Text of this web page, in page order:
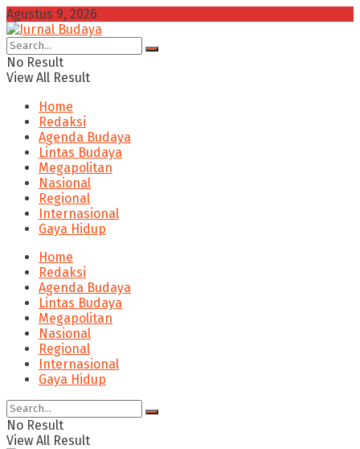
Agustus 9, 2026
No Result
View All Result
Home
Redaksi
Agenda Budaya
Lintas Budaya
Megapolitan
Nasional
Regional
Internasional
Gaya Hidup
Home
Redaksi
Agenda Budaya
Lintas Budaya
Megapolitan
Nasional
Regional
Internasional
Gaya Hidup
No Result
View All Result